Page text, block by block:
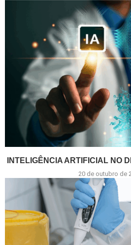
INTELIGÊNCIA ARTIFICIAL NO
20 de outubro de